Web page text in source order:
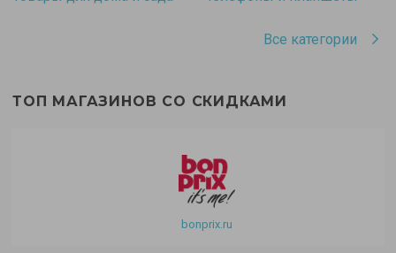
Все категории
ТОП МАГАЗИНОВ СО СКИДКАМИ
bonprix.ru